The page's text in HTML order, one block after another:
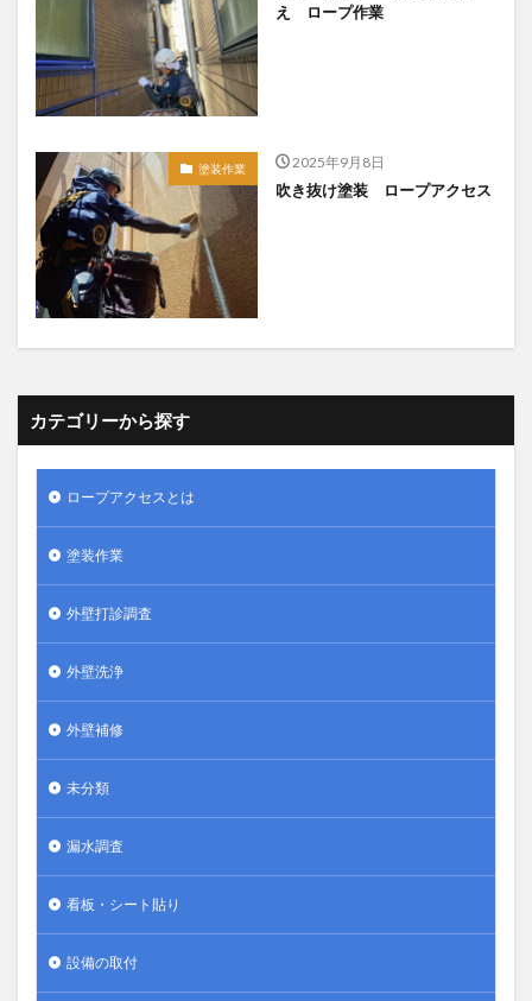
え ロープ作業
塗装作業 2025年9月8日
吹き抜け塗装 ロープアクセス
カテゴリーから探す
ロープアクセスとは
塗装作業
外壁打診調査
外壁洗浄
外壁補修
未分類
漏水調査
看板・シート貼り
設備の取付